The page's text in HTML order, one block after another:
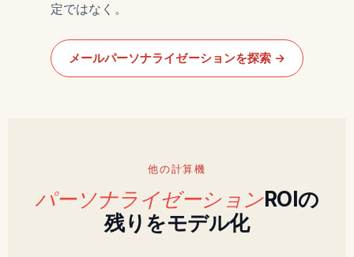
定ではなく。
メールパーソナライゼーションを探索 →
他の計算機
パーソナライゼーションROIの
残りをモデル化